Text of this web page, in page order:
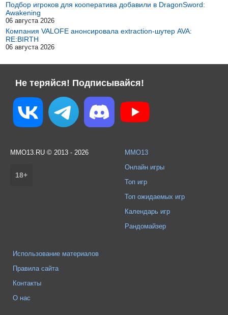
Подбор игроков для кооператива добавили в DragonSword:
Awakening
06 августа 2026
Компания VALOFE анонсировала extraction-шутер AVA:
RE:BIRTH
06 августа 2026
Не теряйся! Подписывайся!
MMO13.RU © 2013 - 2026
18+
MMO13
Онлайн игры
Топ игр
Топ ожидаемых игр
Календарь игр
Рандомайзер
Использование материалов
Правила сайта
Контакты
О нас